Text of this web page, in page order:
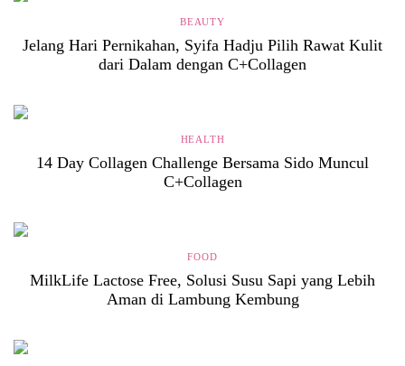
BEAUTY
Jelang Hari Pernikahan, Syifa Hadju Pilih Rawat Kulit
dari Dalam dengan C+Collagen
HEALTH
14 Day Collagen Challenge Bersama Sido Muncul
C+Collagen
FOOD
MilkLife Lactose Free, Solusi Susu Sapi yang Lebih
Aman di Lambung Kembung